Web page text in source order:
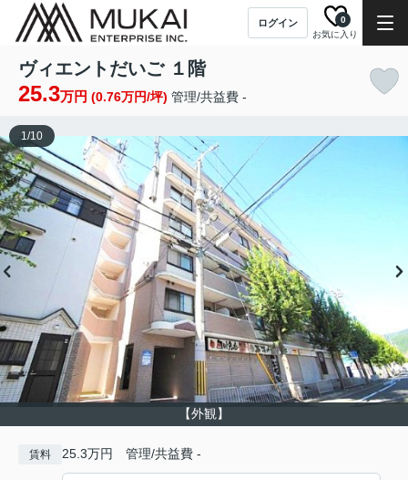
ログイン
お気に入り
0
ヴィエントだいご １階
25.3万円 (0.76万円/坪) 管理/共益費 -
【外観】
1/10
賃料 25.3万円 管理/共益費 -